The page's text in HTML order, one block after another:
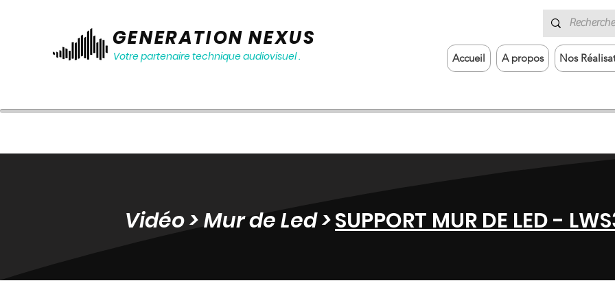
GENERATION NEXUS
Votre partenaire technique audiovisuel . Accueil A propos Nos
SUPPORT MUR DE LED -
Vidéo > Mur de Led >